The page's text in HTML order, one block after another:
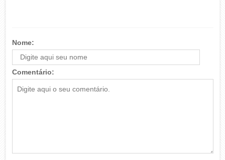
Nome:
Comentário: